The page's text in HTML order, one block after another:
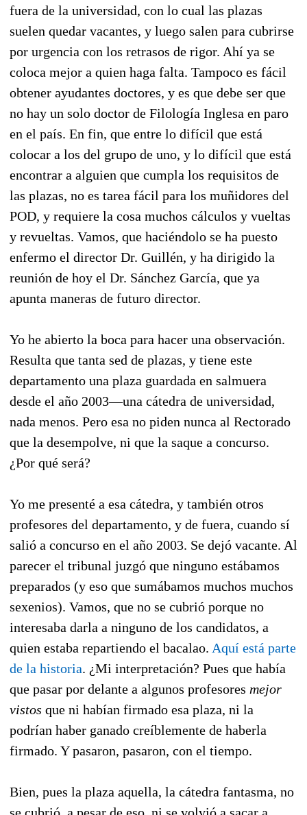
fuera de la universidad, con lo cual las plazas
suelen quedar vacantes, y luego salen para cubrirse
por urgencia con los retrasos de rigor. Ahí ya se
coloca mejor a quien haga falta. Tampoco es fácil
obtener ayudantes doctores, y es que debe ser que
no hay un solo doctor de Filología Inglesa en paro
en el país. En fin, que entre lo difícil que está
colocar a los del grupo de uno, y lo difícil que está
encontrar a alguien que cumpla los requisitos de
las plazas, no es tarea fácil para los muñidores del
POD, y requiere la cosa muchos cálculos y vueltas
y revueltas. Vamos, que haciéndolo se ha puesto
enfermo el director Dr. Guillén, y ha dirigido la
reunión de hoy el Dr. Sánchez García, que ya
apunta maneras de futuro director.
Yo he abierto la boca para hacer una observación.
Resulta que tanta sed de plazas, y tiene este
departamento una plaza guardada en salmuera
desde el año 2003—una cátedra de universidad,
nada menos. Pero esa no piden nunca al Rectorado
que la desempolve, ni que la saque a concurso.
¿Por qué será?
Yo me presenté a esa cátedra, y también otros
profesores del departamento, y de fuera, cuando sí
salió a concurso en el año 2003. Se dejó vacante. Al
parecer el tribunal juzgó que ninguno estábamos
preparados (y eso que sumábamos muchos muchos
sexenios). Vamos, que no se cubrió porque no
interesaba darla a ninguno de los candidatos, a
quien estaba repartiendo el bacalao. Aquí está parte
de la historia. ¿Mi interpretación? Pues que había
que pasar por delante a algunos profesores mejor
vistos que ni habían firmado esa plaza, ni la
podrían haber ganado creíblemente de haberla
firmado. Y pasaron, pasaron, con el tiempo.
Bien, pues la plaza aquella, la cátedra fantasma, no